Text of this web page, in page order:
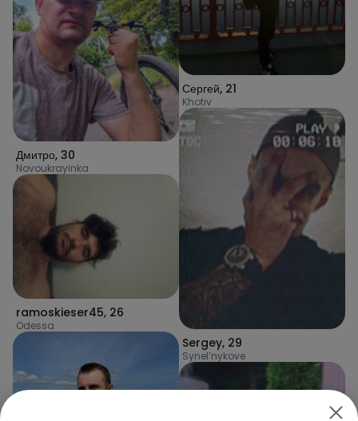
Дмитро, 30
Novoukrayinka
ramoskieser45, 26
Odessa
Сергей, 21
Khotiv
Sergey, 29
Synel’nykove